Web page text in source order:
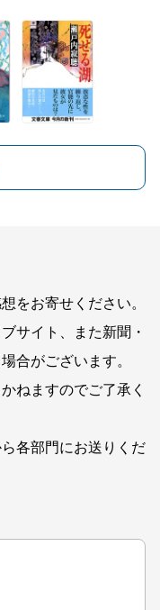
をお寄せください。
サイト、また新聞・
合がございます。
ねますのでご了承く
各部門にお送りくだ